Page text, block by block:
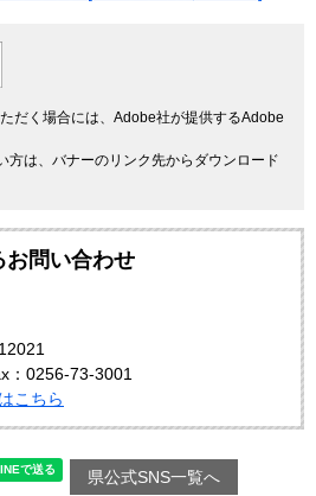
だく場合には、Adobe社が提供するAdobe
方は、バナーのリンク先からダウンロード
お問い合わせ
：0256-73-3001
こちら
県公式SNS一覧へ